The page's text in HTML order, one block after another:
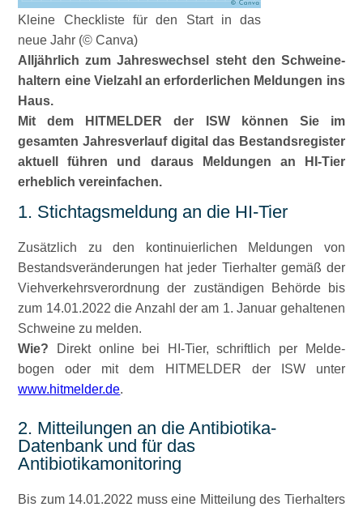
Kleine Checkliste für den Start in das
neue Jahr (© Canva)
Alljährlich zum Jahreswechsel steht den Schweine­
haltern eine Vielzahl an erforderlichen Meldungen ins
Haus.
Mit dem HITMELDER der ISW können Sie im
gesamten Jahresverlauf digital das Bestandsregister
aktuell führen und daraus Meldungen an HI-Tier
erheblich vereinfachen.
1. Stichtagsmeldung an die HI-Tier
Zusätzlich zu den kontinuierlichen Meldungen von
Bestandsveränderungen hat jeder Tierhalter gemäß der
Viehverkehrsverordnung der zuständigen Behörde bis
zum 14.01.2022 die Anzahl der am 1. Januar gehalte­nen
Schweine zu melden.
Wie? Direkt online bei HI-Tier, schriftlich per Melde­
bogen oder mit dem HITMELDER der ISW unter
www.hitmelder.de.
2. Mitteilungen an die Antibiotika-
Datenbank und für das
Antibiotikamonitoring
Bis zum 14.01.2022 muss eine Mitteilung des Tierhalters